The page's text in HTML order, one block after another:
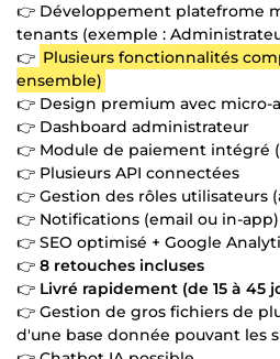
👉 Développement platefrome
tenants (exemple :
👉 Plusieurs fonctionnalités
ensemble)
👉 Design premium avec micro-
👉 Dashboard administrateur
👉 Module de paiement intégré
👉 Plusieurs API connectées
👉 Gestion des rôles utilisateurs
👉 Notifications (email ou in-app)
👉 SEO optimisé + Google
👉 8 retouches incluses
👉 Livré rapidement (de 15 à 45
👉 Gestion de gros fichiers de
d'une base donnée pouvant les